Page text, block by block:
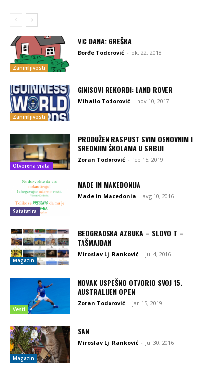
Zanimljivosti
VIC DANA: GREŠKA
Đorđe Todorović - okt 22, 2018
Zanimljivosti
GINISOVI REKORDI: LAND ROVER
Mihailo Todorović - nov 10, 2017
Otvorena vrata
PRODUŽEN RASPUST SVIM OSNOVNIM I
SREDNJIM ŠKOLAMA U SRBIJI
Zoran Todorović - feb 15, 2019
Satatatira
MADE IN MAKEDONIJA
Made in Macedonia - avg 10, 2016
Magazin
BEOGRADSKA AZBUKA – SLOVO T –
TAŠMAJDAN
Miroslav Lj. Ranković - jul 4, 2016
Vesti
NOVAK USPEŠNO OTVORIO SVOJ 15.
AUSTRALIJEN OPEN
Zoran Todorović - jan 15, 2019
Magazin
SAN
Miroslav Lj. Ranković - jul 30, 2016